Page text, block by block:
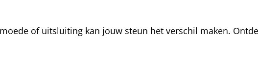
of uitsluiting kan jouw steun het verschil maken.